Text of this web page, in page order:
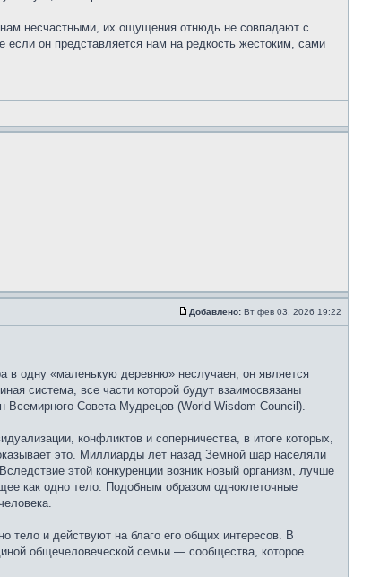
несчастными, их ощущения отнюдь не совпадают с
он представляется нам на редкость жестоким, сами
Добавлено: Вт фев 03, 2026 19:22
в одну «маленькую деревню» неслучаен, он является
система, все части которой будут взаимосвязаны
Совета Мудрецов (World Wisdom Council).
конфликтов и соперничества, в итоге которых,
это. Миллиарды лет назад Земной шар населяли
этой конкуренции возник новый организм, лучше
как одно тело. Подобным образом одноклеточные
тело и действуют на благо его общих интересов. В
общечеловеческой семьи — сообщества, которое